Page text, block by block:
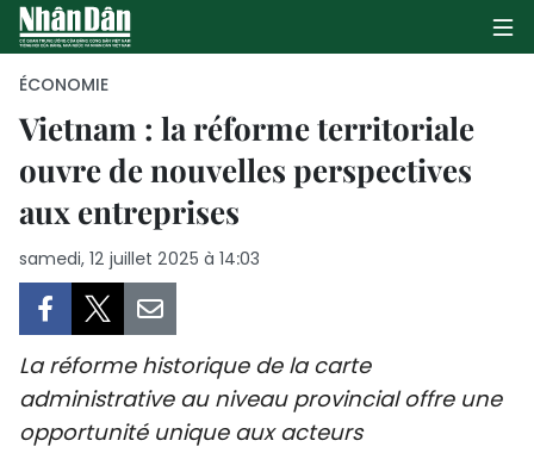
PAGE D'ACCUEIL
POLITIQUE
CULTURE
ÉCONOMIE
Vietnam : la réforme territoriale
ouvre de nouvelles perspectives
aux entreprises
samedi, 12 juillet 2025 à 14:03
La réforme historique de la carte
administrative au niveau provincial offre une
opportunité unique aux acteurs